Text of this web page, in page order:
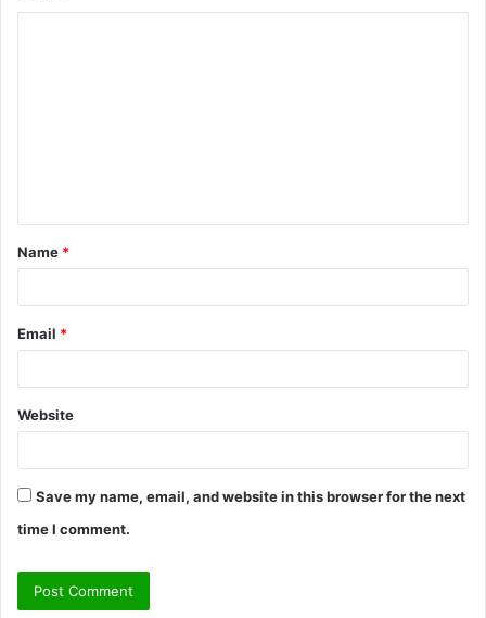
t
*
Name *
Email *
Website
Save my name, email, and website in this browser for the next
time I comment.